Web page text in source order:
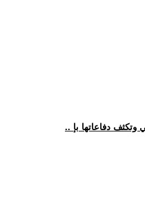
وتكثف دفاعاتها بإ